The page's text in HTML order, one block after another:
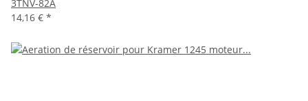
3TNV-82A
14,16 € *